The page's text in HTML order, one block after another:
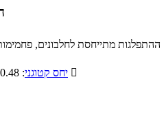
ההתפלגות מתייחסת לחלבונים,
יחס קטוגני 